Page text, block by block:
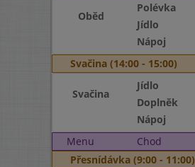
Oběd
Polévka
Jídlo
Nápoj
Svačina (14:00 - 15:00)
Svačina
Jídlo
Doplněk
Nápoj
Menu
Chod
Přesnídávka (9:00 - 11:00)